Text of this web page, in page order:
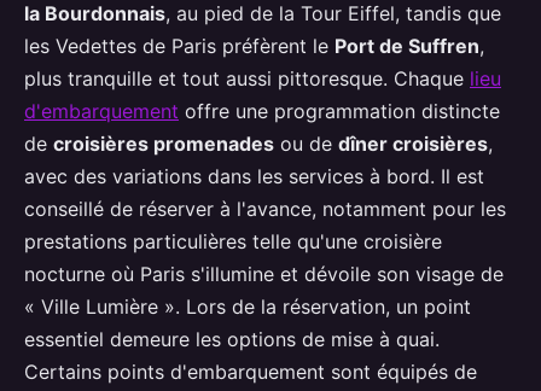
la Bourdonnais, au pied de la Tour Eiffel, tandis que
les Vedettes de Paris préfèrent le Port de Suffren,
plus tranquille et tout aussi pittoresque. Chaque lieu
d'embarquement offre une programmation distincte
de croisières promenades ou de dîner croisières,
avec des variations dans les services à bord. Il est
conseillé de réserver à l'avance, notamment pour les
prestations particulières telle qu'une croisière
nocturne où Paris s'illumine et dévoile son visage de
« Ville Lumière ». Lors de la réservation, un point
essentiel demeure les options de mise à quai.
Certains points d'embarquement sont équipés de